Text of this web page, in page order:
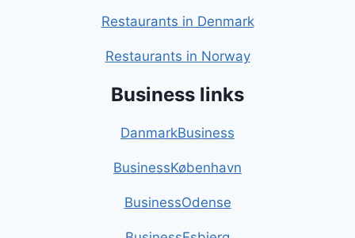
Restaurants in Denmark
Restaurants in Norway
Business links
DanmarkBusiness
BusinessKøbenhavn
BusinessOdense